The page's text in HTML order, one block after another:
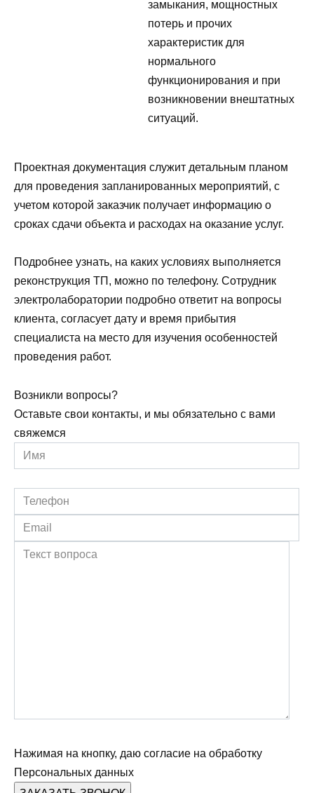
замыкания, мощностных
потерь и прочих
характеристик для
нормального
функционирования и при
возникновении внештатных
ситуаций.
Проектная документация служит детальным планом
для проведения запланированных мероприятий, с
учетом которой заказчик получает информацию о
сроках сдачи объекта и расходах на оказание услуг.
Подробнее узнать, на каких условиях выполняется
реконструкция ТП, можно по телефону. Сотрудник
электролаборатории подробно ответит на вопросы
клиента, согласует дату и время прибытия
специалиста на место для изучения особенностей
проведения работ.
Возникли вопросы?
Оставьте свои контакты, и мы обязательно с вами
свяжемся
Нажимая на кнопку, даю согласие на обработку
Персональных данных